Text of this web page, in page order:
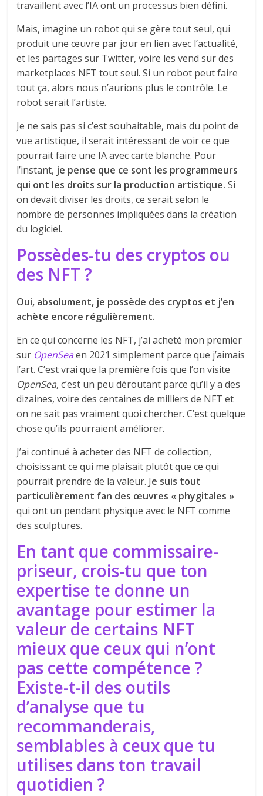
travaillent avec l’IA ont un processus bien défini.
Mais, imagine un robot qui se gère tout seul, qui
produit une œuvre par jour en lien avec l’actualité,
et les partages sur Twitter, voire les vend sur des
marketplaces NFT tout seul. Si un robot peut faire
tout ça, alors nous n’aurions plus le contrôle. Le
robot serait l’artiste.
Je ne sais pas si c’est souhaitable, mais du point de
vue artistique, il serait intéressant de voir ce que
pourrait faire une IA avec carte blanche. Pour
l’instant, je pense que ce sont les programmeurs
qui ont les droits sur la production artistique. Si
on devait diviser les droits, ce serait selon le
nombre de personnes impliquées dans la création
du logiciel.
Possèdes-tu des cryptos ou
des NFT ?
Oui, absolument, je possède des cryptos et j’en
achète encore régulièrement.
En ce qui concerne les NFT, j’ai acheté mon premier
sur OpenSeaen 2021 simplement parce que j’aimais
l’art. C’est vrai que la première fois que l’on visite
OpenSea, c’est un peu déroutant parce qu’il y a des
dizaines, voire des centaines de milliers de NFT et
on ne sait pas vraiment quoi chercher. C’est quelque
chose qu’ils pourraient améliorer.
J’ai continué à acheter des NFT de collection,
choisissant ce qui me plaisait plutôt que ce qui
pourrait prendre de la valeur. Je suis tout
particulièrement fan des œuvres « phygitales »
qui ont un pendant physique avec le NFT comme
des sculptures.
En tant que commissaire-
priseur, crois-tu que ton
expertise te donne un
avantage pour estimer la
valeur de certains NFT
mieux que ceux qui n’ont
pas cette compétence ?
Existe-t-il des outils
d’analyse que tu
recommanderais,
semblables à ceux que tu
utilises dans ton travail
quotidien ?